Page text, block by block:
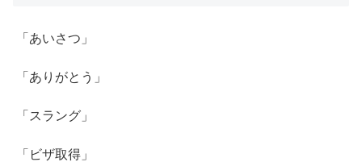
「あいさつ」
「ありがとう」
「スラング」
「ビザ取得」